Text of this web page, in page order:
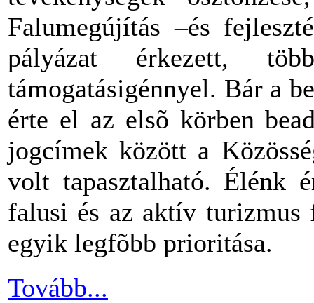
Falumegújítás –és
pályázat érkezett,
támogatásigénnyel. Bár a
érte el az elsõ körben
jogcímek között a
volt tapasztalható. Élénk
falusi és az aktív turizmus
egyik legfõbb prioritása.
Tovább...